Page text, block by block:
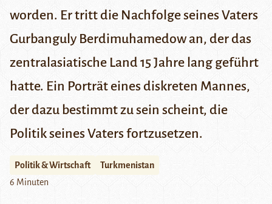
worden. Er tritt die Nachfolge seines Vaters
Gurbanguly Berdimuhamedow an, der das
zentralasiatische Land 15 Jahre lang geführt
hatte. Ein Porträt eines diskreten Mannes,
der dazu bestimmt zu sein scheint, die
Politik seines Vaters fortzusetzen.
Politik & Wirtschaft
Turkmenistan
6 Minuten